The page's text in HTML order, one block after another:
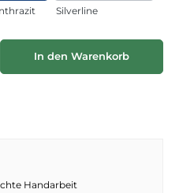
Silverline
Wert ein oder benutze die
In den Warenkorb
Handarbeit